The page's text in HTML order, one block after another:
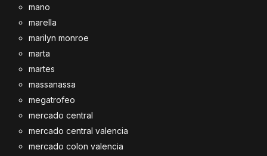
mano
marella
marilyn monroe
marta
martes
massanassa
megatrofeo
mercado central
mercado central valencia
mercado colon valencia